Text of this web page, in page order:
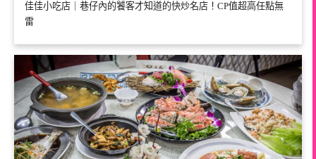
佳佳小吃店｜巷仔內的饕客才知道的快炒名店！CP值超高任點無
雷